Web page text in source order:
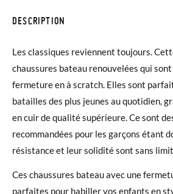
DESCRIPTION
Les classiques reviennent toujours.
chaussures bateau renouvelées qui
fermeture en à scratch. Elles sont
batailles des plus jeunes au quotidien,
en cuir de qualité supérieure. Ce sont
recommandées pour les garçons étant
résistance et leur solidité sont sans
Ces chaussures bateau avec une
parfaites pour habiller vos enfants en